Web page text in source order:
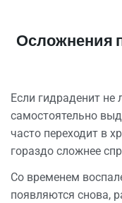
Осложнения
Если гидраденит не
самостоятельно
часто переходит в
гораздо сложнее
Со временем
появляются снова,